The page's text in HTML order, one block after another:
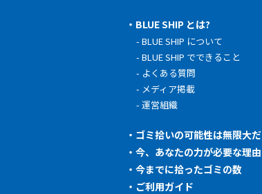
BLUE SHIP とは?
BLUE SHIP について
BLUE SHIP でできること
よくある質問
メディア掲載
運営組織
ゴミ拾いの可能性は無限大だ
今、あなたの力が必要な理由
今までに拾ったゴミの数
ご利用ガイド